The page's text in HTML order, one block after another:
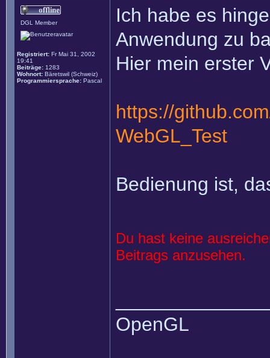
DGL Member
Registriert: Fr Mai 31, 2002
19:41
Beiträge: 1283
Wohnort: Bäretswil (Schweiz)
Programmiersprache: Pascal
Ich habe es
Anwendung zu
Hier mein erster
https://
WebGL_Test
Bedienung ist,
Du hast keine
Beitrags anzusehen.
OpenGL